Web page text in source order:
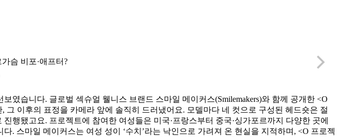
였습니다. 글로벌 섹슈얼 웰니스 브랜드 스마일 메이커스(Smilemakers)와 함께 공개한 <O
이후의 표정을 카메라 앞에 솔직히 드러냈어요. 모델마다 네 컷으로 구성된 헤드숏은 절
행됐고요. 프로젝트에 참여한 여성들은 미국·프랑스부터 중국·싱가포르까지 다양한 곳에
스마일 메이커스는 여성 성이 ‘수치’라는 낙인으로 가려져 온 현실을 지적하며, <O 프로젝